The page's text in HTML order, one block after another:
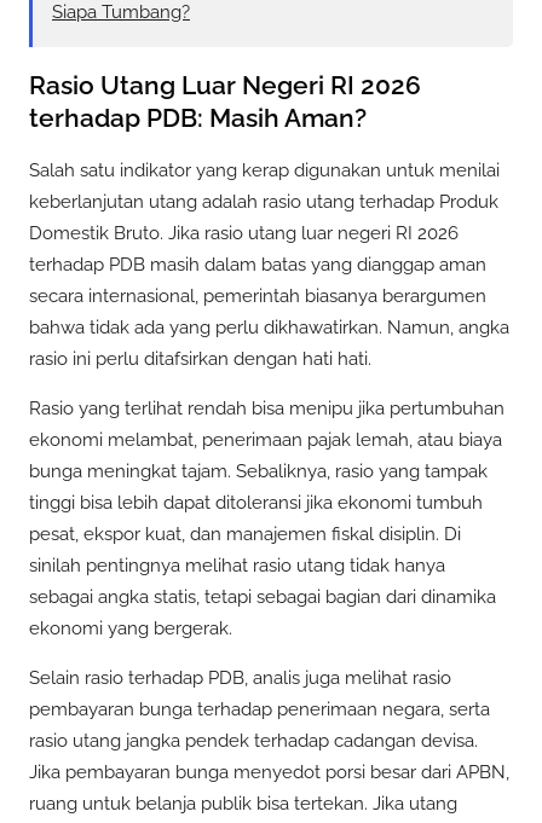
Siapa Tumbang?
Rasio Utang Luar Negeri RI 2026
terhadap PDB: Masih Aman?
Salah satu indikator yang kerap digunakan untuk menilai
keberlanjutan utang adalah rasio utang terhadap Produk
Domestik Bruto. Jika rasio utang luar negeri RI 2026
terhadap PDB masih dalam batas yang dianggap aman
secara internasional, pemerintah biasanya berargumen
bahwa tidak ada yang perlu dikhawatirkan. Namun, angka
rasio ini perlu ditafsirkan dengan hati hati.
Rasio yang terlihat rendah bisa menipu jika pertumbuhan
ekonomi melambat, penerimaan pajak lemah, atau biaya
bunga meningkat tajam. Sebaliknya, rasio yang tampak
tinggi bisa lebih dapat ditoleransi jika ekonomi tumbuh
pesat, ekspor kuat, dan manajemen fiskal disiplin. Di
sinilah pentingnya melihat rasio utang tidak hanya
sebagai angka statis, tetapi sebagai bagian dari dinamika
ekonomi yang bergerak.
Selain rasio terhadap PDB, analis juga melihat rasio
pembayaran bunga terhadap penerimaan negara, serta
rasio utang jangka pendek terhadap cadangan devisa.
Jika pembayaran bunga menyedot porsi besar dari APBN,
ruang untuk belanja publik bisa tertekan. Jika utang